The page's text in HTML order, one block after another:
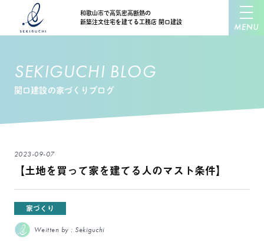
和歌山市で高気密高断熱の
新築注文住宅を建てる工務店 関口建設
SEKIGUCHI BLOG
関口建設の家づくりブログ
2023-09-07
【土地を買って家を建てる人のマスト条件】
家づくり
Weitten by : Sekiguchi